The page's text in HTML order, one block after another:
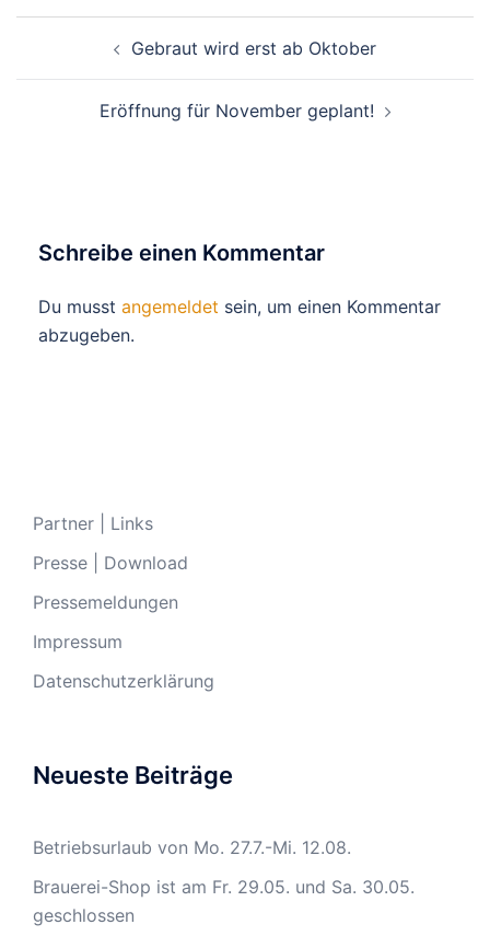
Gebraut wird erst ab Oktober
Eröffnung für November geplant!
Schreibe einen Kommentar
Du musst angemeldet sein, um einen Kommentar
abzugeben.
Partner | Links
Presse | Download
Pressemeldungen
Impressum
Datenschutzerklärung
Neueste Beiträge
Betriebsurlaub von Mo. 27.7.-Mi. 12.08.
Brauerei-Shop ist am Fr. 29.05. und Sa. 30.05.
geschlossen